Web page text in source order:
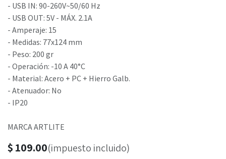
- USB IN: 90-260V~50/60 Hz
- USB OUT: 5V - MÁX. 2.1A
- Amperaje: 15
- Medidas: 77x124 mm
- Peso: 200 gr
- Operación: -10 A 40°C
- Material: Acero + PC + Hierro Galb.
- Atenuador: No
- IP20
MARCA ARTLITE
$ 109.00(impuesto incluido)